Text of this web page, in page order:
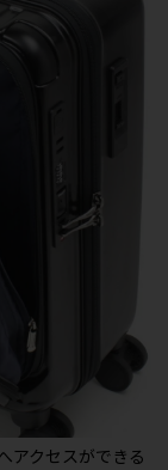
アクセスができる